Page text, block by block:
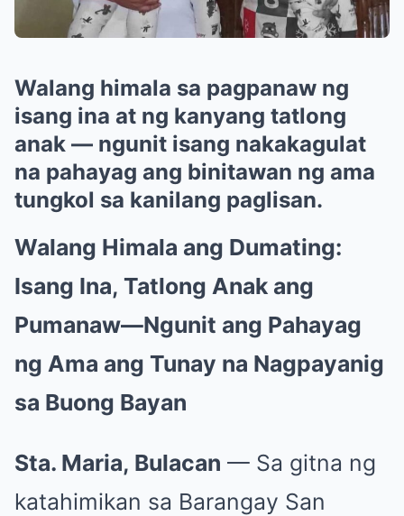
Walang himala sa pagpanaw ng
isang ina at ng kanyang tatlong
anak — ngunit isang nakakagulat
na pahayag ang binitawan ng ama
tungkol sa kanilang paglisan.
Walang Himala ang Dumating:
Isang Ina, Tatlong Anak ang
Pumanaw—Ngunit ang Pahayag
ng Ama ang Tunay na Nagpayanig
sa Buong Bayan
Sta. Maria, Bulacan — Sa gitna ng
katahimikan sa Barangay San